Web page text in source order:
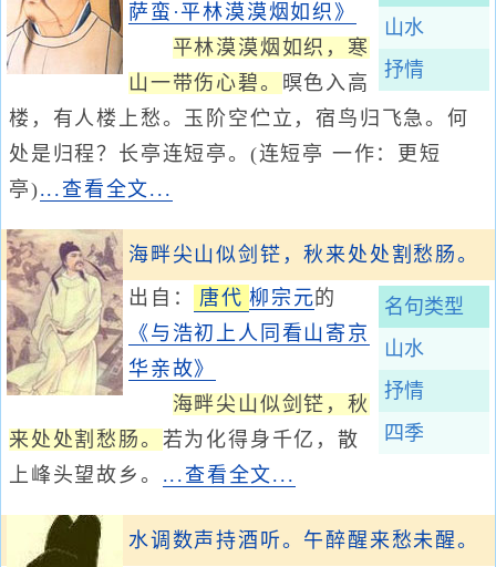
山水
抒情
萨蛮·平林漠漠烟如织》
平林漠漠烟如织，寒
山一带伤心碧。 暝色入高
楼，有人楼上愁。玉阶空伫立，宿鸟归飞急。何
处是归程？长亭连短亭。(连短亭 一作：更短
亭)...查看全文...
海畔尖山似剑铓，秋来处处割愁肠。
名句类型
山水
抒情
四季
出自： 唐代 柳宗元的
《与浩初上人同看山寄京
华亲故》
海畔尖山似剑铓，秋
来处处割愁肠。 若为化得身千亿，散
上峰头望故乡。 ...查看全文...
水调数声持酒听。午醉醒来愁未醒。